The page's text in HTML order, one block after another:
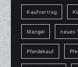
Kaufvertrag
Mangel neues
Pferdekauf